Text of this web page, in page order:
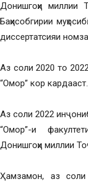
Донишгоҳи миллии
Баҳисобгирии
диссертатсияи
Аз соли 2020 то
“Омор” кор кардааст.
Аз соли 2022
“Омор”-и
Донишгоҳи миллии
Ҳамзамон, аз соли